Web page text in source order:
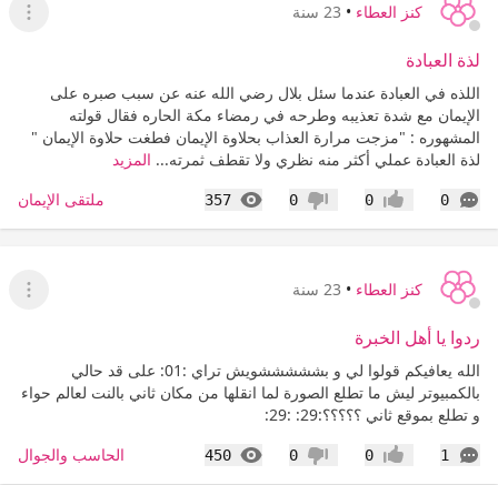
كنز العطاء • 23 سنة
عرض
لذة العبادة
اللذه في العبادة عندما سئل بلال رضي الله عنه عن سبب صبره على
الإيمان مع شدة تعذيبه وطرحه في رمضاء مكة الحاره فقال قولته
المشهوره : "مزجت مرارة العذاب بحلاوة الإيمان فطغت حلاوة الإيمان "
لذة العبادة عملي أكثر منه نظري ولا تقطف ثمرته... المزيد
0
التعليقات إعجاب0 عدم إعجاب
0
357
المشاهدات ملتقى الإيمان
كنز العطاء • 23 سنة
عرض
ردوا يا أهل الخبرة
الله يعافيكم قولوا لي و بشششششويش تراي :01: على قد حالي
بالكمبيوتر ليش ما تطلع الصورة لما انقلها من مكان ثاني بالنت لعالم حواء
و تطلع بموقع ثاني ؟؟؟؟؟:29: :29:
1
التعليقات إعجاب0 عدم إعجاب
0
450
المشاهدات الحاسب والجوال